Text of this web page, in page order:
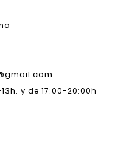
y de 17:00-20:00h